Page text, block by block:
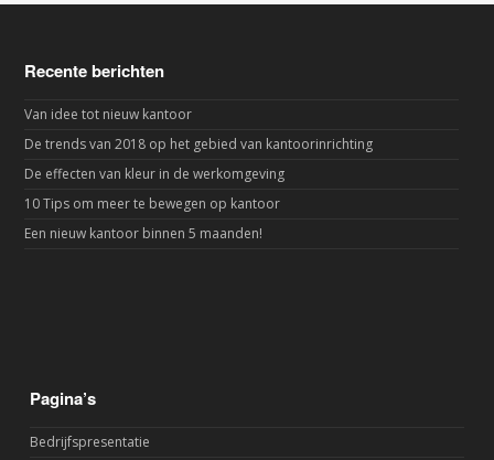
Recente berichten
Van idee tot nieuw kantoor
De trends van 2018 op het gebied van kantoorinrichting
De effecten van kleur in de werkomgeving
10 Tips om meer te bewegen op kantoor
Een nieuw kantoor binnen 5 maanden!
Pagina’s
Bedrijfspresentatie